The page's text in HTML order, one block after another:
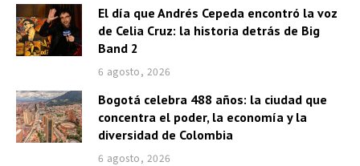
El día que Andrés Cepeda encontró la voz
de Celia Cruz: la historia detrás de Big
Band 2
6 agosto, 2026
Bogotá celebra 488 años: la ciudad que
concentra el poder, la economía y la
diversidad de Colombia
6 agosto, 2026